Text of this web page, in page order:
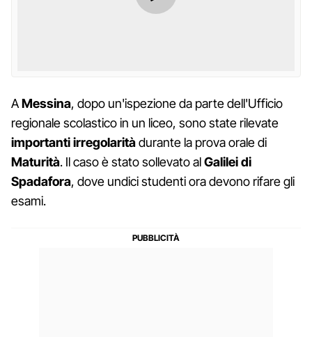
AMessina, dopo un'ispezione da parte dell'Ufficio
regionale scolastico in un liceo, sono state rilevate
importanti irregolaritàdurante la prova orale di
Maturità. Il caso è stato sollevato alGalilei di
Spadafora, dove undici studenti ora devono rifare gli
esami.